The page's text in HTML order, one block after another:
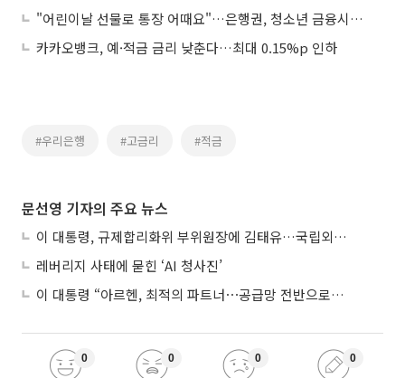
"어린이날 선물로 통장 어때요"…은행권, 청소년 금융시장 공략 박차
카카오뱅크, 예·적금 금리 낮춘다…최대 0.15%p 인하
#우리은행 #고금리 #적금
문선영 기자의 주요 뉴스
이 대통령, 규제합리화위 부위원장에 김태유…국립외교원장 김흥규
레버리지 사태에 묻힌 ‘AI 청사진’
이 대통령 “아르헨, 최적의 파트너⋯공급망 전반으로 확대”
0 0 0 0